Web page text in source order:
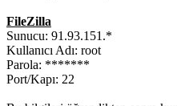
FileZilla
Sunucu: 91.93.151.*
Kullanıcı Adı: root
Parola: *******
Port/Kapı: 22